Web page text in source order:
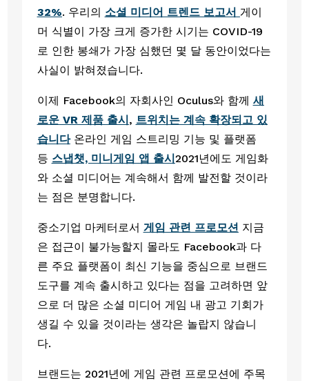
32%. 우리의 소셜 미디어 트렌드 보고서 게이
머 식별이 가장 크게 증가한 시기는 COVID-19
로 인한 봉쇄가 가장 심했던 몇 달 동안이었다는
사실이 밝혀졌습니다.
이제 Facebook의 자회사인 Oculus와 함께 새
로운 VR 제품 출시, 트위치는 계속 확장되고 있
습니다 온라인 게임 스트리밍 기능 및 플랫폼
등 스냅챗, 미니게임 앱 출시2021년에도 게임화
와 소셜 미디어는 계속해서 함께 발전할 것이라
는 점은 분명합니다.
중소기업 마케터로서 게임 관련 프로모션 지금
은 접근이 불가능할지 몰라도 Facebook과 다
른 주요 플랫폼이 최신 기능을 중심으로 브랜드
도구를 계속 출시하고 있다는 점을 고려하면 앞
으로 더 많은 소셜 미디어 게임 내 광고 기회가
생길 수 있을 것이라는 생각은 놀랍지 않습니
다.
브랜드는 2021년에 게임 관련 프로모션에 주목